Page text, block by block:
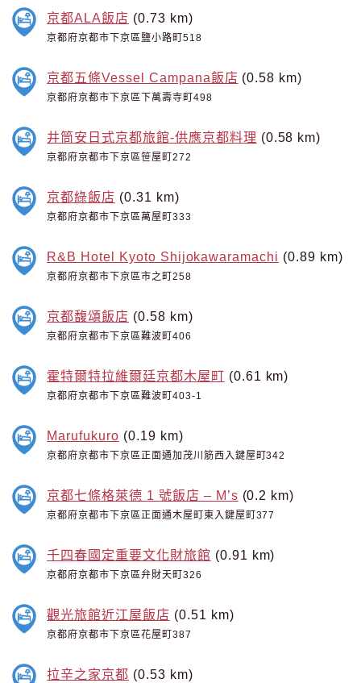
京都ALA飯店 (0.73 km)
京都府京都市下京區鹽小路町518
京都五條Vessel Campana飯店 (0.58 km)
京都府京都市下京區下萬壽寺町498
井筒安日式京都旅館-供應京都料理 (0.58 km)
京都府京都市下京區笹屋町272
京都綠飯店 (0.31 km)
京都府京都市下京區萬屋町333
R&B Hotel Kyoto Shijokawaramachi (0.89 km)
京都府京都市下京區市之町258
京都馥頌飯店 (0.58 km)
京都府京都市下京區難波町406
霍特爾特拉維爾廷京都木屋町 (0.61 km)
京都府京都市下京區難波町403-1
Marufukuro (0.19 km)
京都府京都市下京區正面通加茂川筋西入鍵屋町342
京都七條格萊德 1 號飯店 – M’s (0.2 km)
京都府京都市下京區正面通木屋町東入鍵屋町377
千四春國定重要文化財旅館 (0.91 km)
京都府京都市下京區弁財天町326
觀光旅館近江屋飯店 (0.51 km)
京都府京都市下京區花屋町387
拉辛之家京都 (0.53 km)